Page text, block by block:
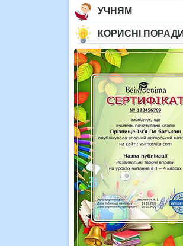
УЧНЯМ
КОРИСНІ ПОРАДИ